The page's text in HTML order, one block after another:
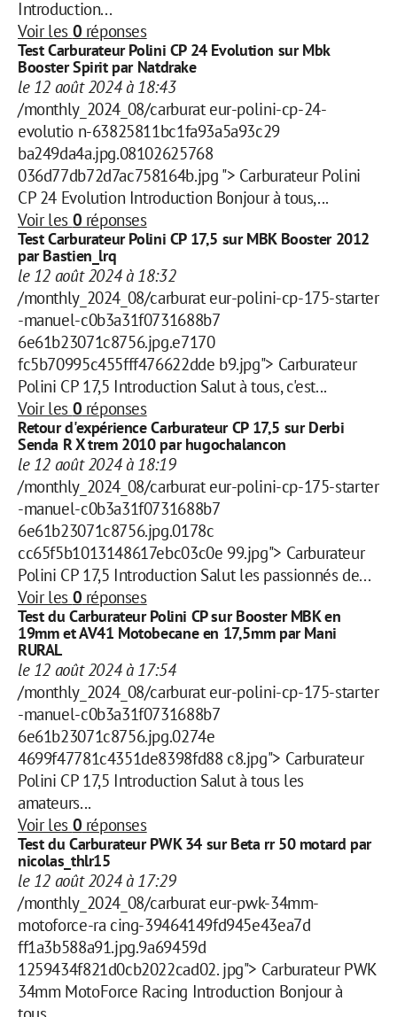
Introduction...
Voir les 0 réponses
Test Carburateur Polini CP 24 Evolution sur Mbk
Booster Spirit par Natdrake
le 12 août 2024 à 18:43
/monthly_2024_08/carburat eur-polini-cp-24-
evolutio n-63825811bc1fa93a5a93c29
ba249da4a.jpg.08102625768
036d77db72d7ac758164b.jpg "> Carburateur Polini
CP 24 Evolution Introduction Bonjour à tous,...
Voir les 0 réponses
Test Carburateur Polini CP 17,5 sur MBK Booster 2012
par Bastien_lrq
le 12 août 2024 à 18:32
/monthly_2024_08/carburat eur-polini-cp-175-starter
-manuel-c0b3a31f0731688b7
6e61b23071c8756.jpg.e7170
fc5b70995c455fff476622dde b9.jpg"> Carburateur
Polini CP 17,5 Introduction Salut à tous, c'est...
Voir les 0 réponses
Retour d'expérience Carburateur CP 17,5 sur Derbi
Senda R X trem 2010 par hugochalancon
le 12 août 2024 à 18:19
/monthly_2024_08/carburat eur-polini-cp-175-starter
-manuel-c0b3a31f0731688b7
6e61b23071c8756.jpg.0178c
cc65f5b1013148617ebc03c0e 99.jpg"> Carburateur
Polini CP 17,5 Introduction Salut les passionnés de...
Voir les 0 réponses
Test du Carburateur Polini CP sur Booster MBK en
19mm et AV41 Motobecane en 17,5mm par Mani
RURAL
le 12 août 2024 à 17:54
/monthly_2024_08/carburat eur-polini-cp-175-starter
-manuel-c0b3a31f0731688b7
6e61b23071c8756.jpg.0274e
4699f47781c4351de8398fd88 c8.jpg"> Carburateur
Polini CP 17,5 Introduction Salut à tous les
amateurs...
Voir les 0 réponses
Test du Carburateur PWK 34 sur Beta rr 50 motard par
nicolas_thlr15
le 12 août 2024 à 17:29
/monthly_2024_08/carburat eur-pwk-34mm-
motoforce-ra cing-39464149fd945e43ea7d
ff1a3b588a91.jpg.9a69459d
1259434f821d0cb2022cad02. jpg"> Carburateur PWK
34mm MotoForce Racing Introduction Bonjour à